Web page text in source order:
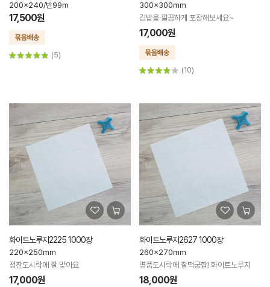
200x240/반99m
17,500원
(5)
300x300mm
김밥을 깔끔하게 포장해보세요~
17,000원
(10)
화이트노루지2225 1000장
220x250mm
정찬도시락에 잘 맞아요
17,000원
화이트노루지2627 1000장
260x270mm
명품도시락에 찰떡궁합! 화이트노루지
18,000원